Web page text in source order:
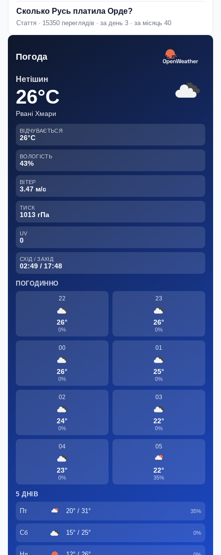
Сколько Русь платила Орде?
Стаття · 15350 переглядів · за день 3 · за місяць 40
Погода
Нетішин
26°C
Рвані Хмари
ВІДЧУВАЄТЬСЯ
26°C
ВОЛОГІСТЬ
43%
ВІТЕР
3.47 м/с
ТИСК
1013 гПа
UV
0
СХІД / ЗАХІД
02:49 / 17:48
ПОГОДИННО
22
26°
0%
23
26°
0%
00
26°
0%
01
25°
0%
02
24°
0%
03
22°
0%
04
23°
0%
05
22°
35%
5 ДНІВ
Пт 20° / 31° 35%
Сб 15° / 25° 0%